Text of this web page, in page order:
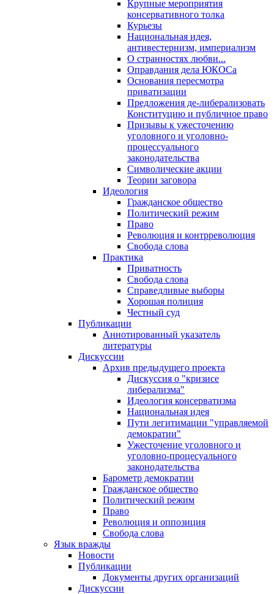
Крупные мероприятия
консервативного толка
Курьезы
Национальная идея,
антивестернизм, империализм
О странностях любви...
Оправдания дела ЮКОСа
Основания пересмотра
приватизации
Предложения де-либерализовать
Конституцию и публичное право
Призывы к ужесточению
уголовного и уголовно-
процессуального
законодательства
Символические акции
Теории заговора
Идеология
Гражданское общество
Политический режим
Право
Революция и контрреволюция
Свобода слова
Практика
Приватность
Свобода слова
Справедливые выборы
Хорошая полиция
Честный суд
Публикации
Аннотированный указатель
литературы
Дискуссии
Архив предыдущего проекта
Дискуссия о "кризисе
либерализма"
Идеология консерватизма
Национальная идея
Пути легитимации "управляемой
демократии"
Ужесточение уголовного и
уголовно-процесуального
законодательства
Барометр демократии
Гражданское общество
Политический режим
Право
Революция и оппозиция
Свобода слова
Язык вражды
Новости
Публикации
Документы других организаций
Дискуссии